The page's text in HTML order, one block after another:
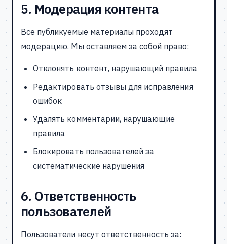
5. Модерация контента
Все публикуемые материалы проходят
модерацию. Мы оставляем за собой право:
Отклонять контент, нарушающий правила
Редактировать отзывы для исправления
ошибок
Удалять комментарии, нарушающие
правила
Блокировать пользователей за
систематические нарушения
6. Ответственность
пользователей
Пользователи несут ответственность за: